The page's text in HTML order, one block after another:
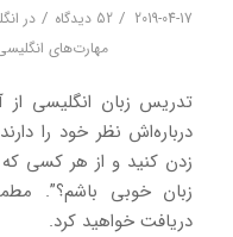
2019-04-17
/ 52 دیدگاه / در
مهارت‌های
تدریس زبان انگلیسی
درباره‌اش نظر خود را
زدن کنید و از هر کسی که
زبان خوبی باشم؟”.
دریافت خواهید کرد.